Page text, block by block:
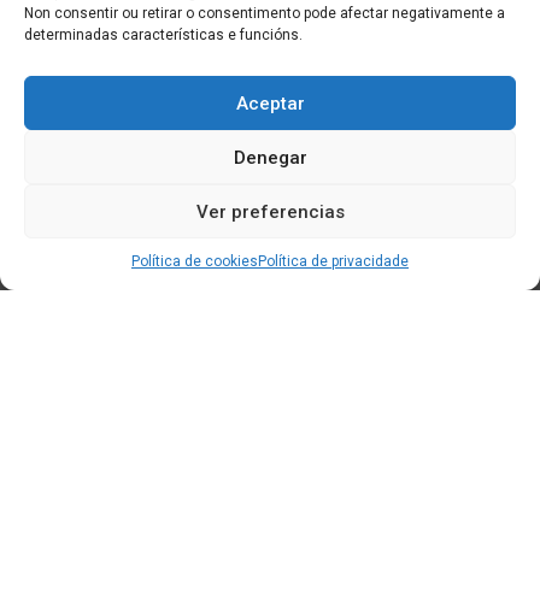
Non consentir ou retirar o consentimento pode afectar negativamente a
determinadas características e funcións.
Aceptar
Denegar
Ver preferencias
Política de cookies Política de privacidade